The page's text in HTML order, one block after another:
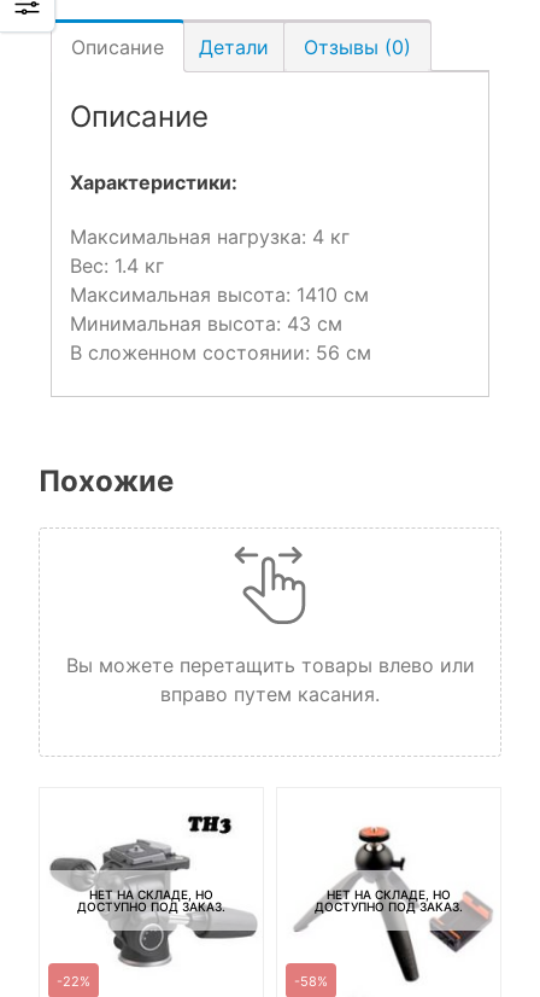
Описание Детали Отзывы (0)
Описание
Характеристики:
Максимальная нагрузка: 4 кг
Вес: 1.4 кг
Максимальная высота: 1410 см
Минимальная высота: 43 см
В сложенном состоянии: 56 см
Похожие
Вы можете перетащить товары влево или
вправо путем касания.
НЕТ НА СКЛАДЕ, НО
ДОСТУПНО ПОД ЗАКАЗ.
-22%
НЕТ НА СКЛАДЕ, НО
ДОСТУПНО ПОД ЗАКАЗ.
-58%